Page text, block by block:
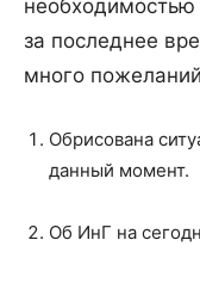
необходимостью
за последнее
много
Обрисована
данный момент.
Об ИнГ на